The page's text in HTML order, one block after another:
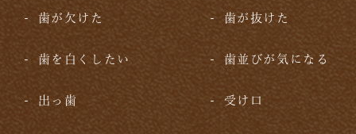
歯が欠けた 歯が抜けた
歯を白くしたい 歯並びが気になる
出っ歯 受け口